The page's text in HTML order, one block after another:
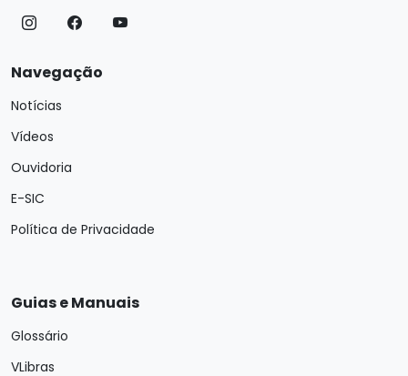
Navegação
Notícias
Vídeos
Ouvidoria
E-SIC
Política de Privacidade
Guias e Manuais
Glossário
VLibras